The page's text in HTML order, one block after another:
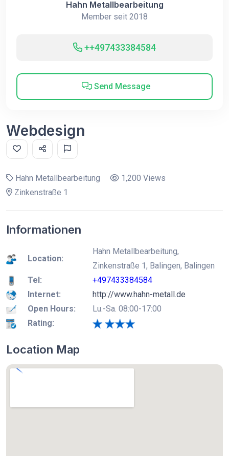
Hahn Metallbearbeitung
Member seit 2018
++497433384584
Send Message
Webdesign
Hahn Metallbearbeitung
1,200 Views
Zinkenstraße 1
Informationen
Location:
Hahn Metallbearbeitung,
Zinkenstraße 1, Balingen, Balingen
Tel:
+497433384584
Internet:
http://www.hahn-metall.de
Open Hours:
Lu.-Sa. 08:00-17:00
Rating:
Location Map